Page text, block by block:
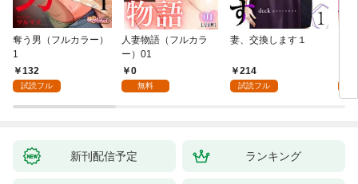
奪う男（フルカラー）
1
132
試読フル
人妻物語（フルカラ
ー）01
0
無料
妻、交換します１
214
試読フル
な
新刊配信予定 ランキング